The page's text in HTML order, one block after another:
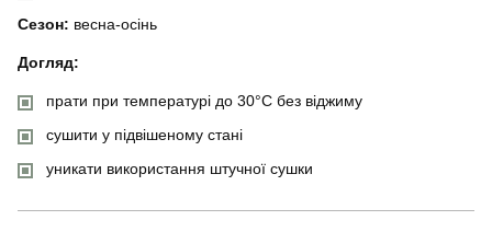
Сезон: весна-осінь
Догляд:
прати при температурі до 30°C без віджиму
сушити у підвішеному стані
уникати використання штучної сушки